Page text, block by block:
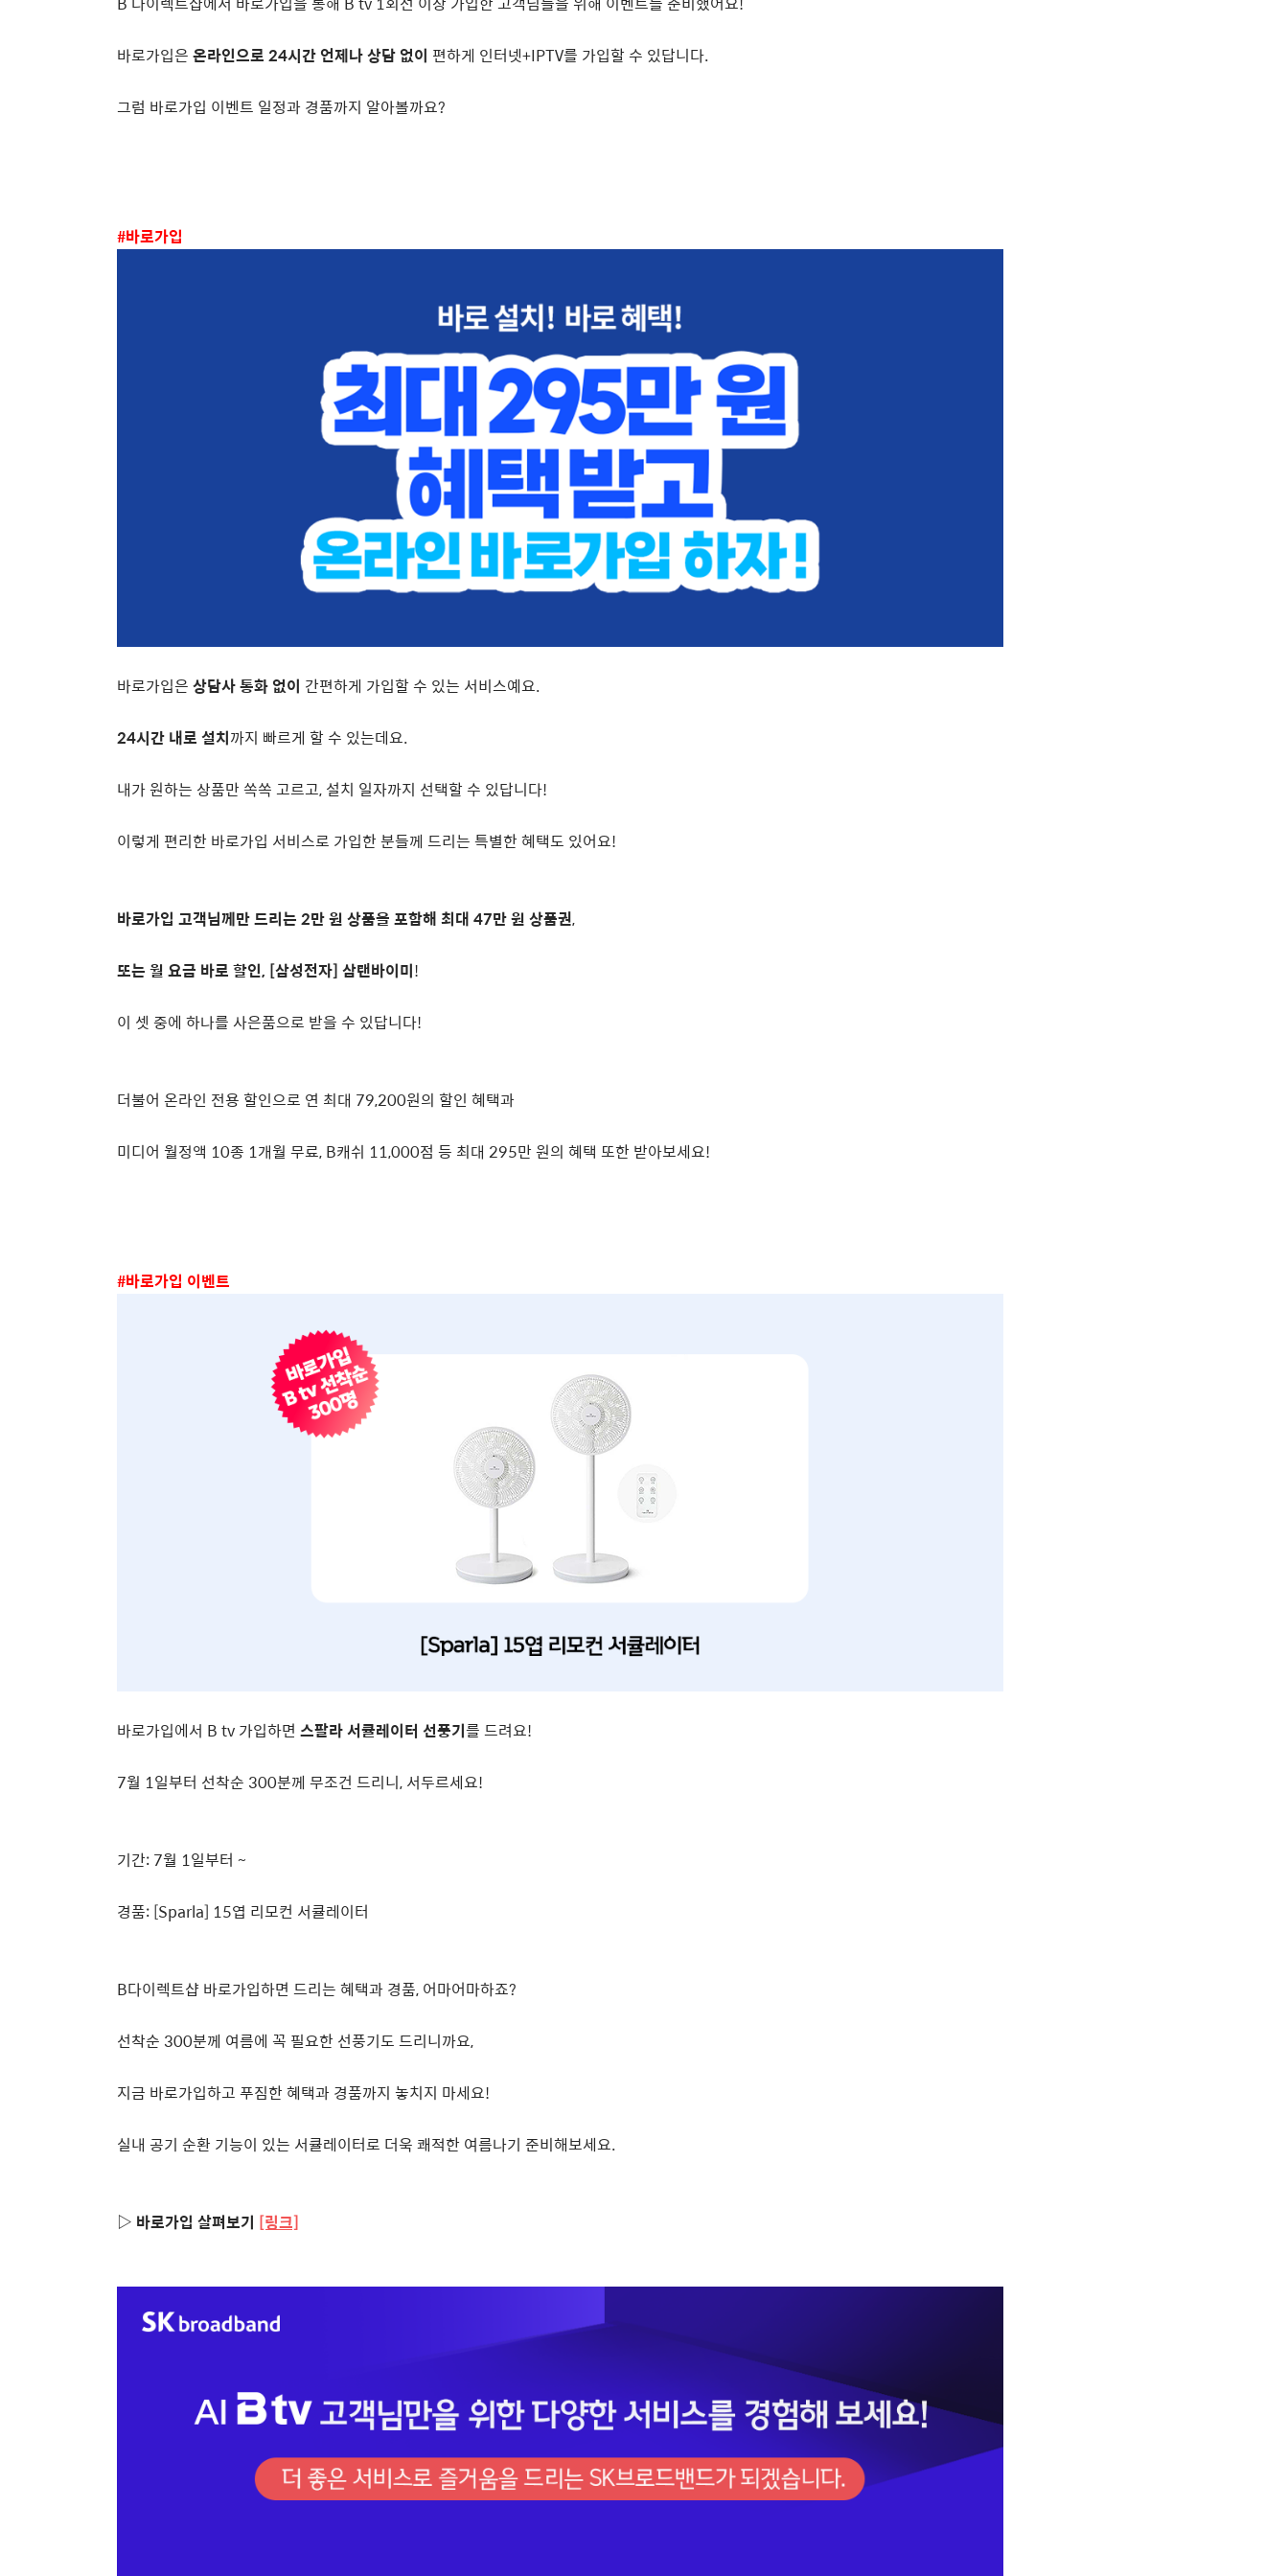
바로가입은 온라인으로 24시간 언제나 상담 없이 편하게 인터넷+IPTV를 가입할 수 있답니다.
그럼 바로가입 이벤트 일정과 경품까지 알아볼까요?
#바로가입
바로가입은 상담사 통화 없이 간편하게 가입할 수 있는 서비스예요.
24시간 내로 설치까지 빠르게 할 수 있는데요.
내가 원하는 상품만 쏙쏙 고르고, 설치 일자까지 선택할 수 있답니다!
이렇게 편리한 바로가입 서비스로 가입한 분들께 드리는 특별한 혜택도 있어요!
바로가입 고객님께만 드리는 2만 원 상품을 포함해 최대 47만 원 상품권,
또는 월 요금 바로 할인, [삼성전자] 삼탠바이미!
이 셋 중에 하나를 사은품으로 받을 수 있답니다!
더불어 온라인 전용 할인으로 연 최대 79,200원의 할인 혜택과
미디어 월정액 10종 1개월 무료, B캐쉬 11,000점 등 최대 295만 원의 혜택 또한 받아보세요!
#바로가입 이벤트
바로가입에서 B tv 가입하면 스팔라 서큘레이터 선풍기를 드려요!
7월 1일부터 선착순 300분께 무조건 드리니, 서두르세요!
기간: 7월 1일부터 ~
경품: [Sparla] 15엽 리모컨 서큘레이터
B다이렉트샵 바로가입하면 드리는 혜택과 경품, 어마어마하죠?
선착순 300분께 여름에 꼭 필요한 선풍기도 드리니까요,
지금 바로가입하고 푸짐한 혜택과 경품까지 놓치지 마세요!
실내 공기 순환 기능이 있는 서큘레이터로 더욱 쾌적한 여름나기 준비해보세요.
▷ 바로가입 살펴보기 [링크]